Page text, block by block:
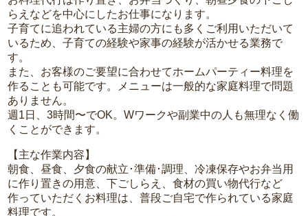
らえなどを中心にしたお仕事になります。
子育てに追われている主婦の方にも多くご利用いただいて
いるため、子育ての経験や家事の経験が活かせる業務で
す。
また、お客様のご要望に合わせてホームパーティー料理を
作ることも可能です。メニューは一般的な家庭料理で問題
ありません。
週1日、3時間〜でOK。Wワークや副業中の人も無理なく働
くことができます。
【主な作業内容】
朝食、昼食、夕食の献立･準備･調理、冷凍保存やお弁当用
に作り置きの用意、下ごしらえ、食材の買い物代行など
作っていただくお料理は、普段ご自宅で作られている家庭
料理です。